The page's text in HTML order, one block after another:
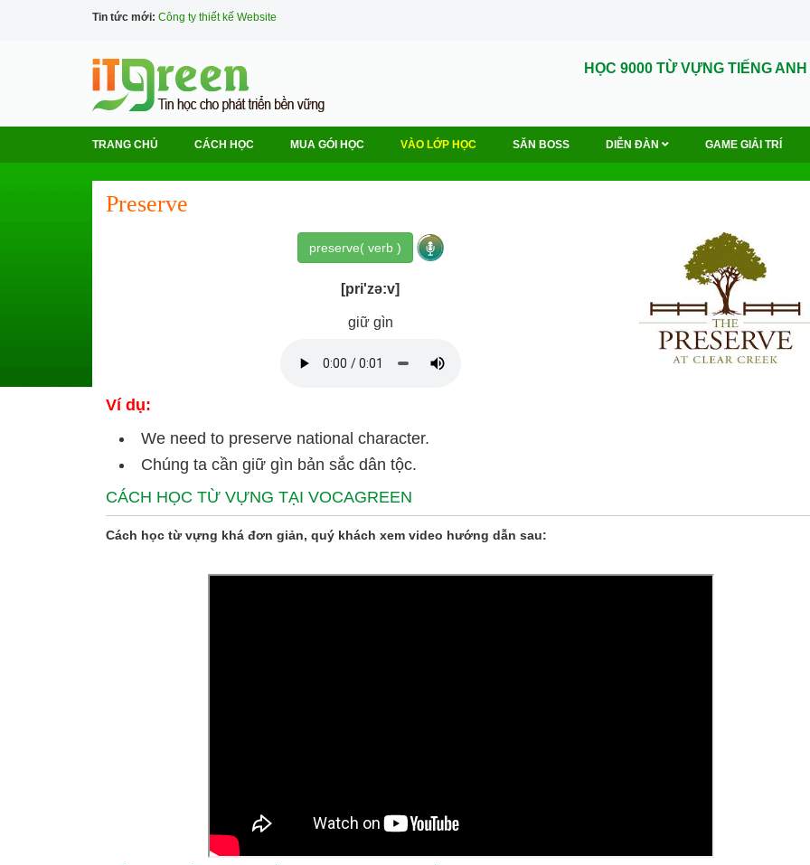
Tin tức mới: Công ty thiết kế Website
HỌC 9000 TỪ VỰNG TIẾNG ANH
TRANG CHỦ CÁCH HỌC MUA GÓI HỌC VÀO LỚP HỌC SĂN BOSS DIỄN ĐÀN GAME GIẢI TRÍ
Preserve
preserve( verb )
[pri'zə:v]
giữ gìn
Ví dụ:
We need to preserve national character.
Chúng ta cần giữ gìn bản sắc dân tộc.
CÁCH HỌC TỪ VỰNG TẠI VOCAGREEN
Cách học từ vựng khá đơn giản, quý khách xem video hướng dẫn sau: